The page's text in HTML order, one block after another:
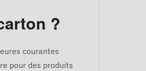
?
courantes
pour des produits